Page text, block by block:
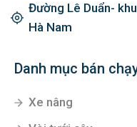
Đường Lê Duẩn-
Hà Nam
Danh mục bán
Xe nâng